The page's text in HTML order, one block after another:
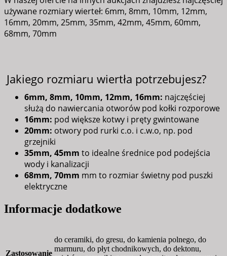
używane rozmiary wierteł: 6mm, 8mm, 10mm, 12mm,
16mm, 20mm, 25mm, 35mm, 42mm, 45mm, 60mm,
68mm, 70mm
Jakiego rozmiaru wiertła potrzebujesz?
6mm, 8mm, 10mm, 12mm, 16mm: najczęściej
służą do nawiercania otworów pod kołki rozporowe
16mm: pod większe kotwy i pręty gwintowane
20mm: otwory pod rurki c.o. i c.w.o, np. pod
grzejniki
35mm, 45mm to idealne średnice pod podejścia
wody i kanalizacji
68mm, 70mm mm to rozmiar świetny pod puszki
elektryczne
Informacje dodatkowe
Zastosowanie
do ceramiki, do gresu, do kamienia polnego, do
marmuru, do płyt chodnikowych, do dektonu,